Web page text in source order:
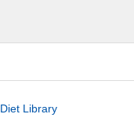
Library